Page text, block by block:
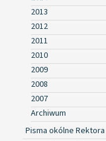
2013
2012
2011
2010
2009
2008
2007
Archiwum
Pisma okólne Rektora